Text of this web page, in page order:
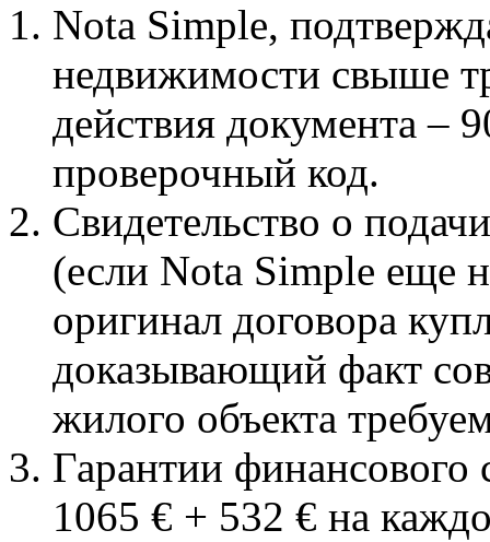
Nota Simple,
недвижимости свыше
действия документа –
проверочный код.
Свидетельство о
(если Nota Simple еще
оригинал договора
доказывающий факт
жилого объекта
Гарантии
1065 € + 532 € на